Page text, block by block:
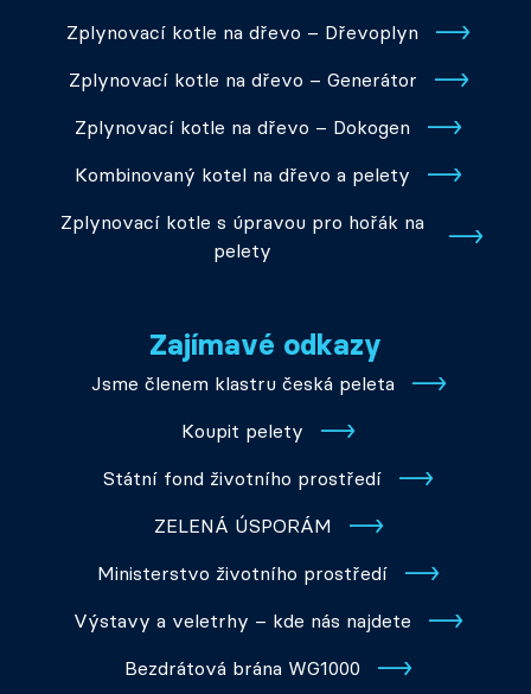
Zplynovací kotle na dřevo – Dřevoplyn
Zplynovací kotle na dřevo – Generátor
Zplynovací kotle na dřevo – Dokogen
Kombinovaný kotel na dřevo a pelety
Zplynovací kotle s úpravou pro hořák na
pelety
Zajímavé odkazy
Jsme členem klastru česká peleta
Koupit pelety
Státní fond životního prostředí
ZELENÁ ÚSPORÁM
Ministerstvo životního prostředí
Výstavy a veletrhy – kde nás najdete
Bezdrátová brána WG1000